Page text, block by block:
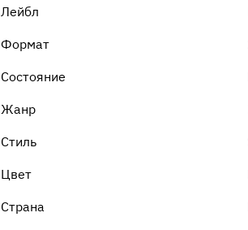
Лейбл
Формат
Состояние
Жанр
Стиль
Цвет
Страна